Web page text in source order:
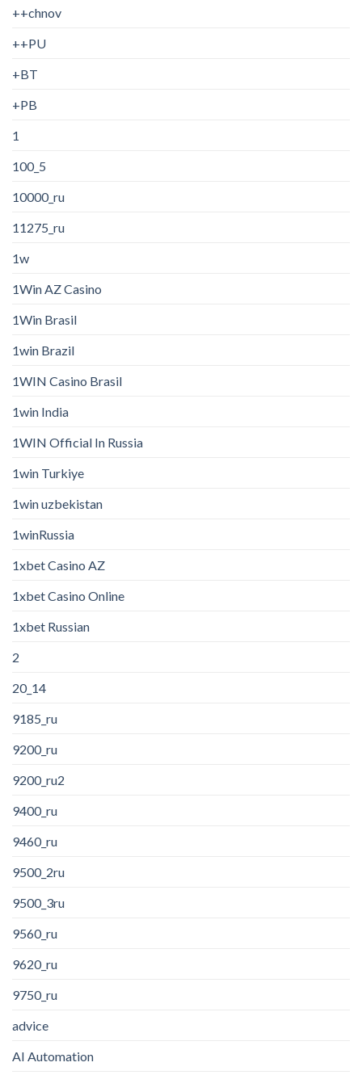
++chnov
++PU
+BT
+PB
1
100_5
10000_ru
11275_ru
1w
1Win AZ Casino
1Win Brasil
1win Brazil
1WIN Casino Brasil
1win India
1WIN Official In Russia
1win Turkiye
1win uzbekistan
1winRussia
1xbet Casino AZ
1xbet Casino Online
1xbet Russian
2
20_14
9185_ru
9200_ru
9200_ru2
9400_ru
9460_ru
9500_2ru
9500_3ru
9560_ru
9620_ru
9750_ru
advice
AI Automation